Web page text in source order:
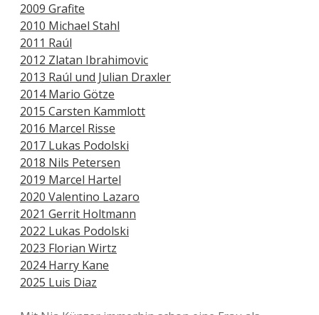
2009 Grafite
2010 Michael Stahl
2011 Raúl
2012 Zlatan Ibrahimovic
2013 Raúl und Julian Draxler
2014 Mario Götze
2015 Carsten Kammlott
2016 Marcel Risse
2017 Lukas Podolski
2018 Nils Petersen
2019 Marcel Hartel
2020 Valentino Lazaro
2021 Gerrit Holtmann
2022 Lukas Podolski
2023 Florian Wirtz
2024 Harry Kane
2025 Luis Diaz